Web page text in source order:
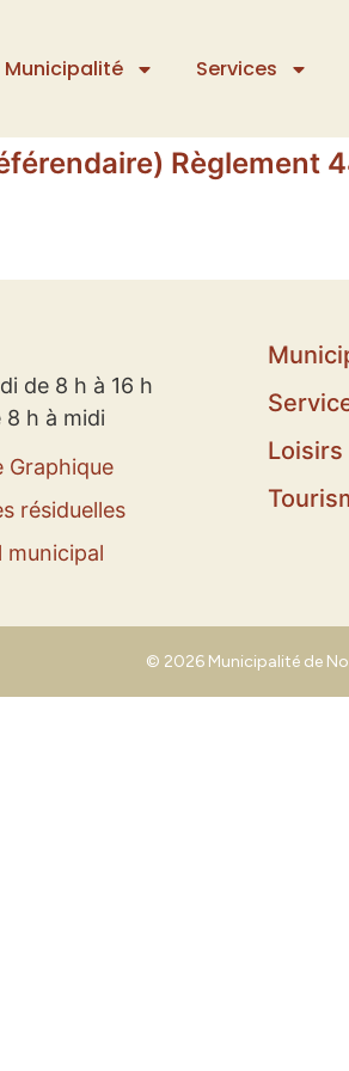
Municipalité Services
Règlement
de 8 h à 16 h
8 h à midi
Graphique
résiduelles
municipal
© 2026 Municipalité de